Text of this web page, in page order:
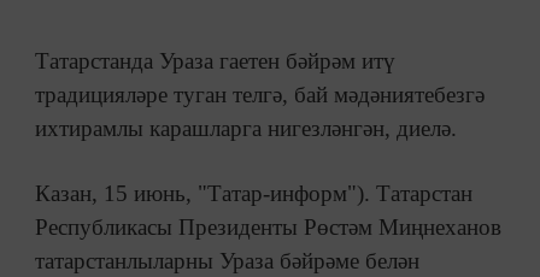
Татарстанда Ураза гаетен бәйрәм итү
традицияләре туган телгә, бай мәдәниятебезгә
ихтирамлы карашларга нигезләнгән, диелә.
Казан, 15 июнь, "Татар-информ"). Татарстан
Республикасы Президенты Рөстәм Миңнеханов
татарстанлыларны Ураза бәйрәме белән